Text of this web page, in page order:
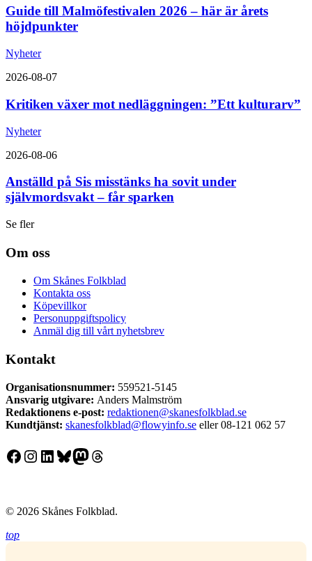
Guide till Malmöfestivalen 2026 – här är årets
höjdpunkter
Nyheter
2026-08-07
Kritiken växer mot nedläggningen: ”Ett kulturarv”
Nyheter
2026-08-06
Anställd på Sis misstänks ha sovit under
självmordsvakt – får sparken
Se fler
Om oss
Om Skånes Folkblad
Kontakta oss
Köpevillkor
Personuppgiftspolicy
Anmäl dig till vårt nyhetsbrev
Kontakt
Organisationsnummer: 559521-5145
Ansvarig utgivare: Anders Malmström
Redaktionens e-post: redaktionen@skanesfolkblad.se
Kundtjänst: skanesfolkblad@flowyinfo.se eller 08-121 062 57
Facebook
Instagram
LinkedIn
Bluesky
Mastodon
Threads
© 2026 Skånes Folkblad.
top